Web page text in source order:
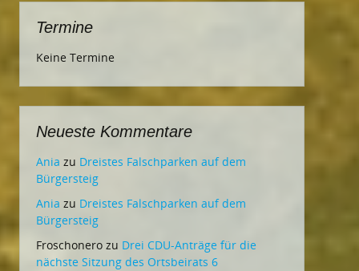
Termine
Keine Termine
Neueste Kommentare
Ania zu Dreistes Falschparken auf dem
Bürgersteig
Ania zu Dreistes Falschparken auf dem
Bürgersteig
Froschonero zu Drei CDU-Anträge für die
nächste Sitzung des Ortsbeirats 6